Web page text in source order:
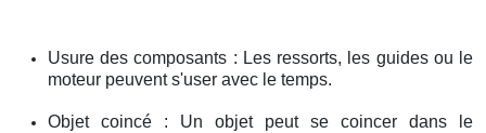
Usure des composants : Les ressorts, les guides ou le
moteur peuvent s'user avec le temps.
Objet coincé : Un objet peut se coincer dans le